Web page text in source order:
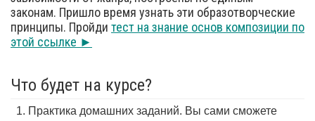
законам. Пришло время узнать эти образотворческие
принципы. Пройди тест на знание основ композиции по
этой ссылке ►
Что будет на курсе?
Практика домашних заданий. Вы сами сможете